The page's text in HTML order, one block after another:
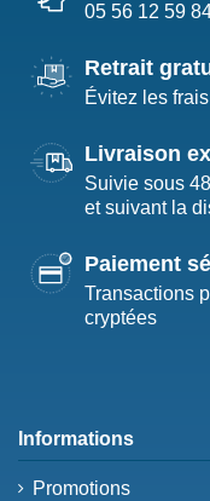
05 56 12 59
Retrait
Évitez les
Livraison
Suivie sous
et suivant la
Paiement
Transactions
cryptées
Informations
Promotions